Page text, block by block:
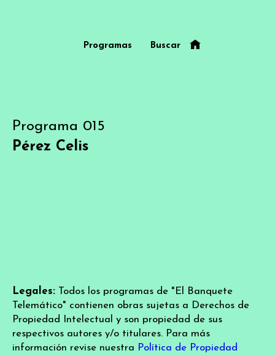
Programas Buscar
Programa 015
Pérez Celis
Legales: Todos los programas de "El Banquete
Telemático" contienen obras sujetas a Derechos de
Propiedad Intelectual y son propiedad de sus
respectivos autores y/o titulares. Para más
información revise nuestra Política de Propiedad